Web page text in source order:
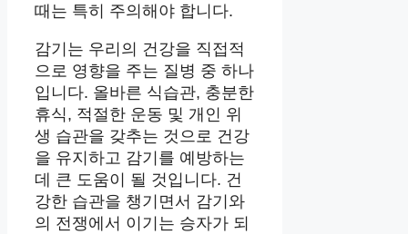
때는 특히 주의해야 합니다.
감기는 우리의 건강을 직접적
으로 영향을 주는 질병 중 하나
입니다. 올바른 식습관, 충분한
휴식, 적절한 운동 및 개인 위
생 습관을 갖추는 것으로 건강
을 유지하고 감기를 예방하는
데 큰 도움이 될 것입니다. 건
강한 습관을 챙기면서 감기와
의 전쟁에서 이기는 승자가 되